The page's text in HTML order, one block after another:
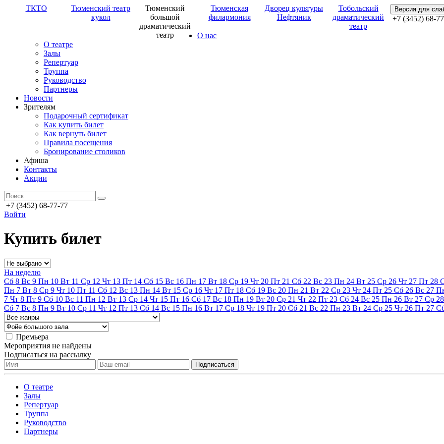
ТКТО
Тюменский театр
кукол
Тюменский
большой
драматический
театр
Тюменская
филармония
Дворец культуры
Нефтяник
Тобольский
драматический
театр
Версия для
+7 (3452) 68-
О нас
О театре
Залы
Репертуар
Труппа
Руководство
Партнеры
Новости
Зрителям
Подарочный сертификат
Как купить билет
Как вернуть билет
Правила посещения
Бронирование столиков
Афиша
Контакты
Акции
+7 (3452) 68-77-77
Войти
Купить билет
На неделю
Сб 8 Вс 9 Пн 10 Вт 11 Ср 12 Чт 13 Пт 14 Сб 15 Вс 16 Пн 17 Вт 18 Ср 19 Чт 20 Пт 21 Сб 22 Вс 23 Пн 24 Вт 25 Ср 26 Чт 27 Пт 28
Пн 7 Вт 8 Ср 9 Чт 10 Пт 11 Сб 12 Вс 13 Пн 14 Вт 15 Ср 16 Чт 17 Пт 18 Сб 19 Вс 20 Пн 21 Вт 22 Ср 23 Чт 24 Пт 25 Сб 26 Вс 27
7 Чт 8 Пт 9 Сб 10 Вс 11 Пн 12 Вт 13 Ср 14 Чт 15 Пт 16 Сб 17 Вс 18 Пн 19 Вт 20 Ср 21 Чт 22 Пт 23 Сб 24 Вс 25 Пн 26 Вт 27 Ср 28
Сб 7 Вс 8 Пн 9 Вт 10 Ср 11 Чт 12 Пт 13 Сб 14 Вс 15 Пн 16 Вт 17 Ср 18 Чт 19 Пт 20 Сб 21 Вс 22 Пн 23 Вт 24 Ср 25 Чт 26 Пт 27
Премьера
Мероприятия не найдены
Подписаться на рассылку
О театре
Залы
Репертуар
Труппа
Руководство
Партнеры